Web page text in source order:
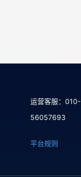
运营客服：010-
56057693
平台规则